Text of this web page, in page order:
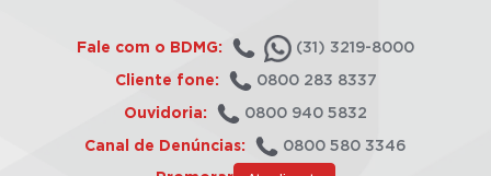
Fale com o BDMG: (31) 3219-8000
Cliente fone: 0800 283 8337
Ouvidoria: 0800 940 5832
Canal de Denúncias: 0800 580 3346